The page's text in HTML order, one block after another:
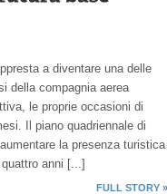
a diventare una delle
della compagnia aerea
le proprie occasioni di
Il piano quadriennale di
la presenza turistica
anni [...]
FULL STORY »